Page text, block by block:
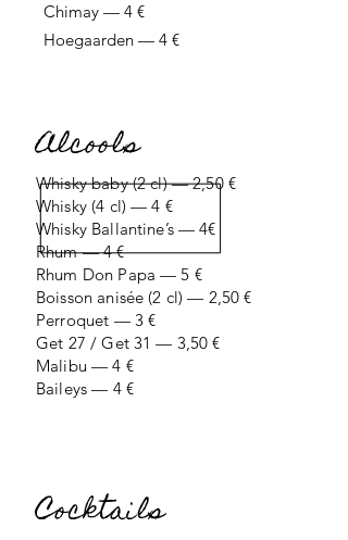
Chimay — 4 €
Hoegaarden — 4 €
Alcools
Whisky baby (2 cl) — 2,50 €
Whisky (4 cl) — 4 €
Whisky Ballantine’s — 4€
Rhum — 4 €
Rhum Don Papa — 5 €
Boisson anisée (2 cl) — 2,50 €
Perroquet — 3 €
Get 27 / Get 31 — 3,50 €
Malibu — 4 €
Baileys — 4 €
Cocktails